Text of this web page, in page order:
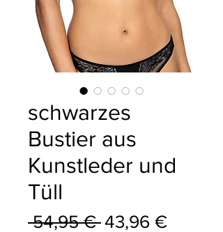
schwarzes
Bustier aus
Kunstleder und
Tüll
54,95 € Standardpreis
43,96 €Sale-